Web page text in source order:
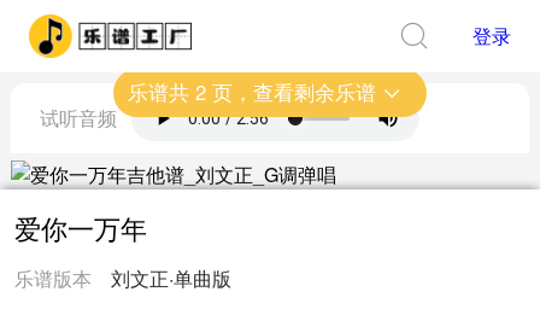
登录
试听音频
乐谱共 2页，查看剩余乐谱
爱你一万年
乐谱版本 刘文正·单曲版